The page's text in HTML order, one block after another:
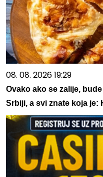
08. 08. 2026 19:29
Ovako ako se zalije,
Srbiji, a svi znate koja